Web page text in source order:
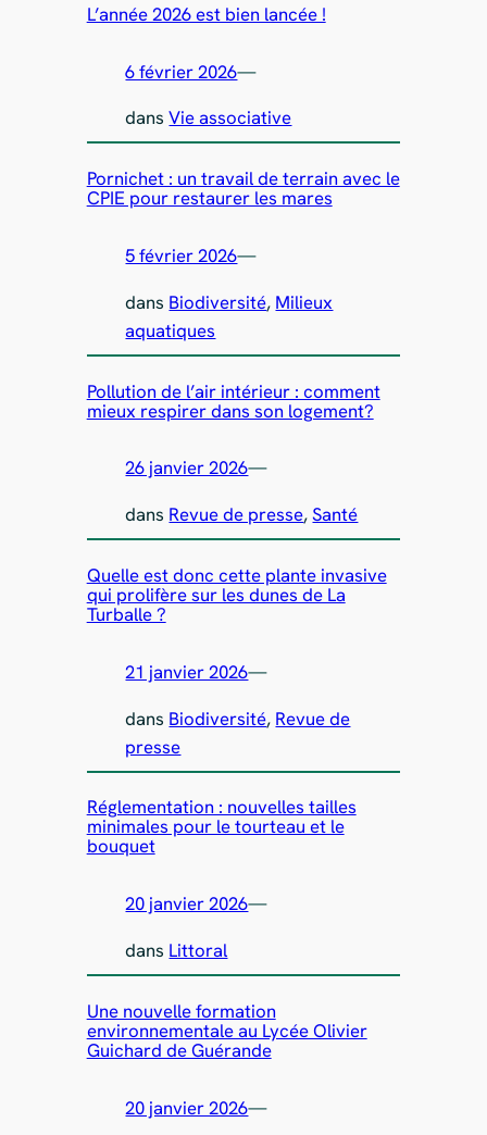
L’année 2026 est bien lancée !
6 février 2026—
dansVie associative
Pornichet : un travail de terrain avec le
CPIE pour restaurer les mares
5 février 2026—
dans Biodiversité, Milieux
aquatiques
Pollution de l’air intérieur : comment
mieux respirer dans son logement?
26 janvier 2026—
dans Revue de presse, Santé
Quelle est donc cette plante invasive
qui prolifère sur les dunes de La
Turballe ?
21 janvier 2026—
dans Biodiversité, Revue de
presse
Réglementation : nouvelles tailles
minimales pour le tourteau et le
bouquet
20 janvier 2026—
dans Littoral
Une nouvelle formation
environnementale au Lycée Olivier
Guichard de Guérande
20 janvier 2026—